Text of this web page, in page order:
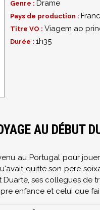
Genre : Drame
Pays de production :
Titre VO : Viagem ao
Durée : 1h35
AU DÉBUT
au Portugal pour
quitte son pere
ses collegues de
enfance et celui que